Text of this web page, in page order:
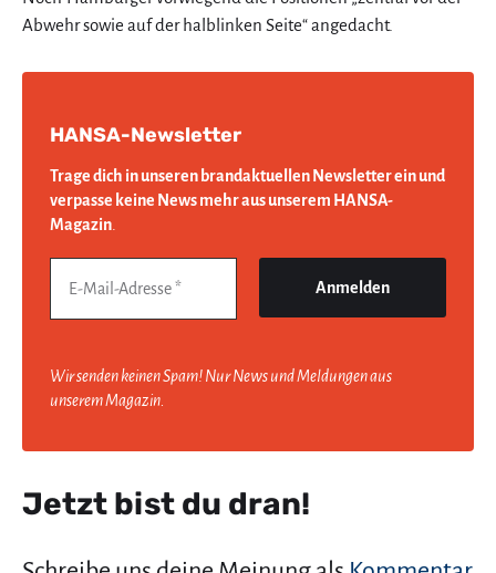
Abwehr sowie auf der halblinken Seite“ angedacht.
HANSA-Newsletter
Trage dich in unseren brandaktuellen Newsletter ein und
verpasse keine News mehr aus unserem HANSA-
Magazin
Wir senden keinen Spam! Nur News und Meldungen aus
unserem Magazin.
Jetzt bist du dran!